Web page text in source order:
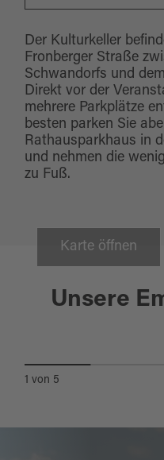
Der Kulturkeller
Fronberger Straße
Schwandorfs und
Direkt vor der
mehrere Parkplätze
besten parken Sie
Rathausparkhaus in
und nehmen die
zu Fuß.
Karte öffnen
Unsere
Schwandorf
1 von 5